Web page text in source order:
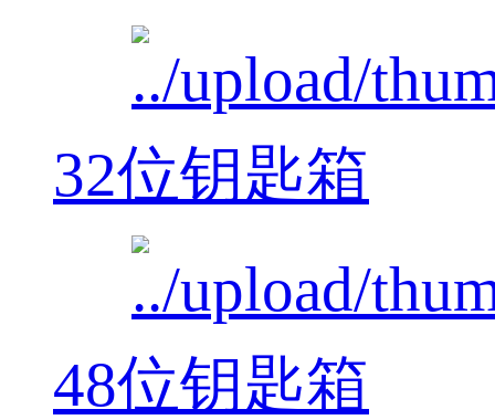
32位钥匙箱
48位钥匙箱